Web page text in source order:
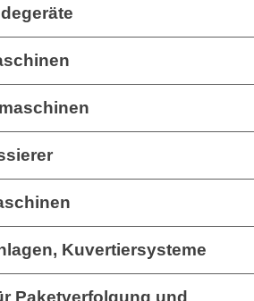
Kuvertiersysteme
Paketverfolgung und